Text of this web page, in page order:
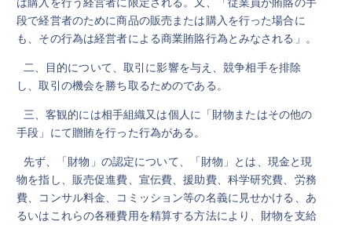
段で経営者のために商品の販売または購入を行った場合に
も、その行為は経営者による商業賄賂行為とみなされる」。
二、目的について、取引に影響を与え、競争相手を排除
し、取引の機会を勝ち取るためのである。
三、客観的には相手組織又は個人に「財物またはその他の
手段」にて贈賄を行った行為がある。
先ず、「財物」の認定について、「財物」とは、現金と現
物を指し、販売促進費、宣伝費、援助費、科学研究費、労務
費、コンサル料金、コミッション等の名義に見せかける、あ
るいはこれらの各種費用を精算する方法により、財物を支給